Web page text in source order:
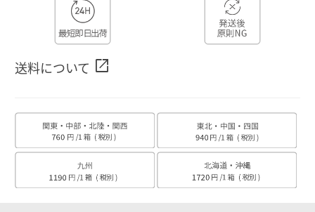
送料について open_in_new